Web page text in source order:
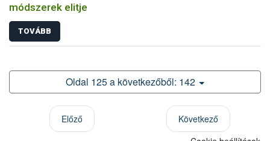
módszerek elitje
TOVÁBB
Oldal 125 a következőből: 142
Előző
Következő